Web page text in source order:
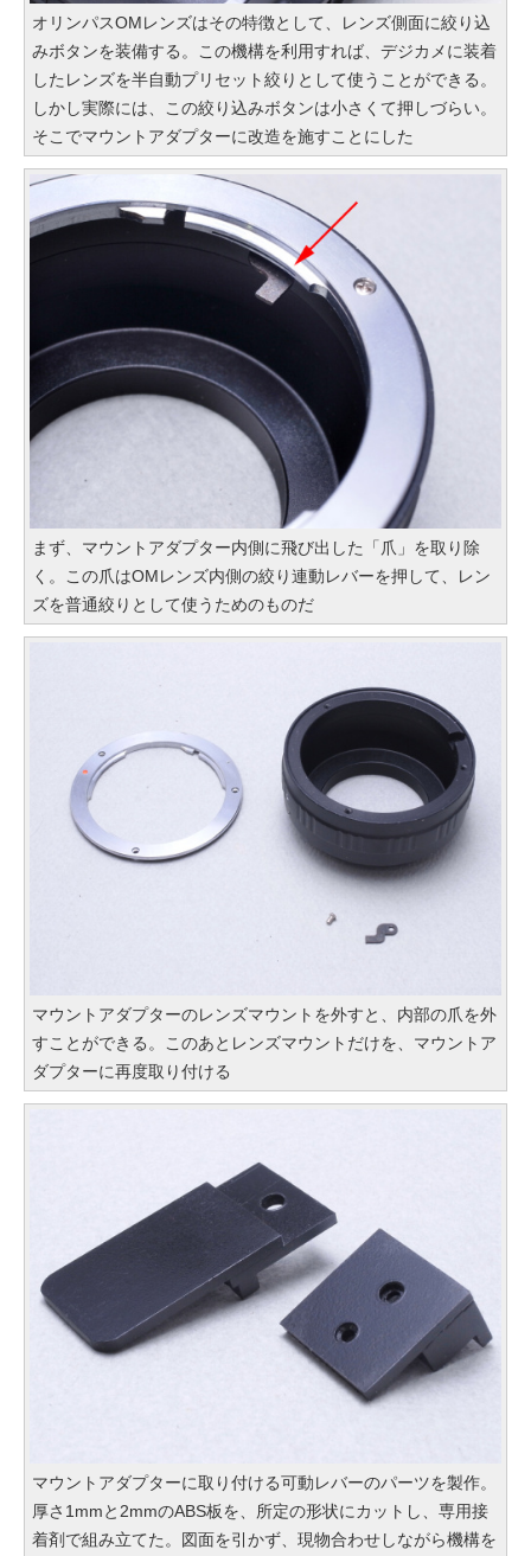
オリンパスOMレンズはその特徴として、レンズ側面に絞り込
みボタンを装備する。この機構を利用すれば、デジカメに装着
したレンズを半自動プリセット絞りとして使うことができる。
しかし実際には、この絞り込みボタンは小さくて押しづらい。
そこでマウントアダプターに改造を施すことにした
まず、マウントアダプター内側に飛び出した「爪」を取り除
く。この爪はOMレンズ内側の絞り連動レバーを押して、レン
ズを普通絞りとして使うためのものだ
マウントアダプターのレンズマウントを外すと、内部の爪を外
すことができる。このあとレンズマウントだけを、マウントア
ダプターに再度取り付ける
マウントアダプターに取り付ける可動レバーのパーツを製作。
厚さ1mmと2mmのABS板を、所定の形状にカットし、専用接
着剤で組み立てた。図面を引かず、現物合わせしながら機構を